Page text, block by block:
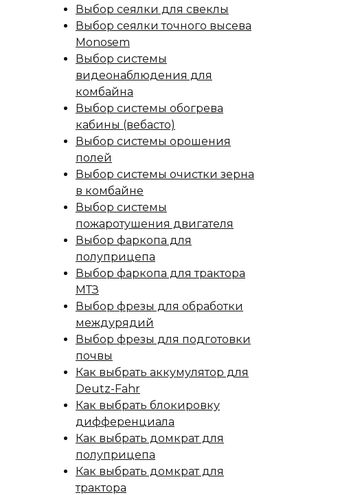
Выбор сеялки для свеклы
Выбор сеялки точного высева
Monosem
Выбор системы
видеонаблюдения для
комбайна
Выбор системы обогрева
кабины (вебасто)
Выбор системы орошения
полей
Выбор системы очистки зерна
в комбайне
Выбор системы
пожаротушения двигателя
Выбор фаркопа для
полуприцепа
Выбор фаркопа для трактора
МТЗ
Выбор фрезы для обработки
междурядий
Выбор фрезы для подготовки
почвы
Как выбрать аккумулятор для
Deutz-Fahr
Как выбрать блокировку
дифференциала
Как выбрать домкрат для
полуприцепа
Как выбрать домкрат для
трактора